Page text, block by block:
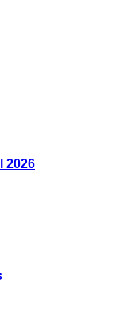
2026